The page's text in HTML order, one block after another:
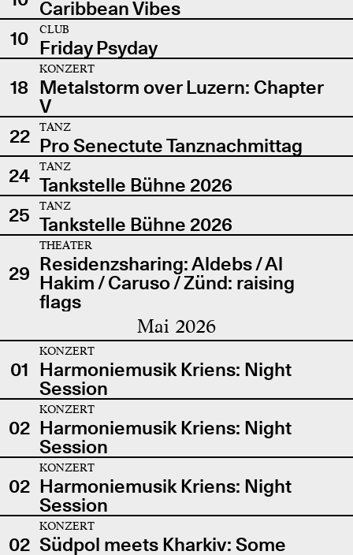
Caribbean Vibes
10
CLUB
Friday Psyday
18
KONZERT
Metalstorm over Luzern: Chapter
V
22
TANZ
Pro Senectute Tanznachmittag
24
TANZ
Tankstelle Bühne 2026
25
TANZ
Tankstelle Bühne 2026
29
THEATER
Residenzsharing: Aldebs / Al
Hakim / Caruso / Zünd: raising
flags
Mai 2026
01
KONZERT
Harmoniemusik Kriens: Night
Session
02
KONZERT
Harmoniemusik Kriens: Night
Session
02
KONZERT
Harmoniemusik Kriens: Night
Session
02
KONZERT
Südpol meets Kharkiv: Some